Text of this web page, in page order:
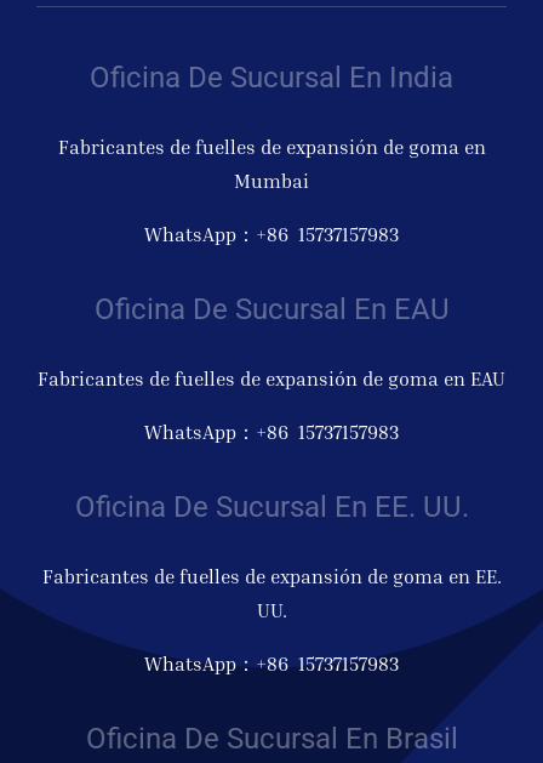
Oficina De Sucursal En India
Fabricantes de fuelles de expansión de goma en
Mumbai
WhatsApp：+86 15737157983
Oficina De Sucursal En EAU
Fabricantes de fuelles de expansión de goma en EAU
WhatsApp：+86 15737157983
Oficina De Sucursal En EE. UU.
Fabricantes de fuelles de expansión de goma en EE.
UU.
WhatsApp：+86 15737157983
Oficina De Sucursal En Brasil